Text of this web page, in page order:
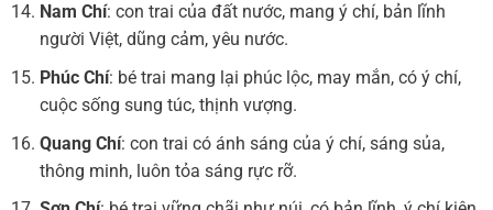
Nam Chí: con trai của đất nước, mang ý chí, bản lĩnh
người Việt, dũng cảm, yêu nước.
Phúc Chí: bé trai mang lại phúc lộc, may mắn, có ý chí,
cuộc sống sung túc, thịnh vượng.
Quang Chí: con trai có ánh sáng của ý chí, sáng sủa,
thông minh, luôn tỏa sáng rực rỡ.